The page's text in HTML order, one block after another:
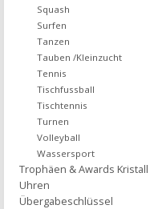
Squash
Surfen
Tanzen
Tauben /Kleinzucht
Tennis
Tischfussball
Tischtennis
Turnen
Volleyball
Wassersport
Trophäen & Awards Kristall
Uhren
Übergabeschlüssel